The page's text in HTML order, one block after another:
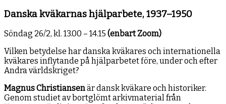
Danska kväkarnas hjälparbete, 1937–1950
Söndag 26/2, kl. 13.00 – 14.15 (enbart Zoom)
Vilken betydelse har danska kväkares och internationella
kväkares inflytande på hjälparbetet före, under och efter
Andra världskriget?
Magnus Christiansenär dansk kväkare och historiker.
Genom studiet av bortglömt arkivmaterial från